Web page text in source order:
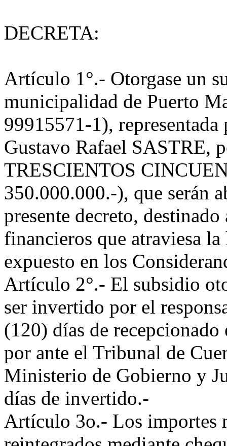
DECRETA:
Artículo 1°.- Otorgase un
municipalidad de Puerto
99915571-1),
Gustavo Rafael SASTRE,
TRESCIENTOS
350.000.000.-), que serán
presente decreto,
financieros que atraviesa
expuesto en los
Artículo 2°.- El subsidio
ser invertido por el
(120) días de
por ante el Tribunal de
Ministerio de Gobierno y
días de invertido.-
Artículo 3o.- Los importes